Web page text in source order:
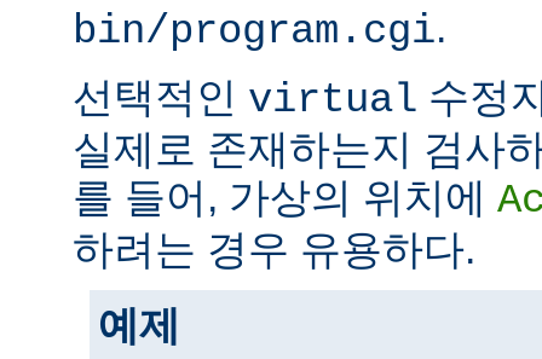
bin/program.cgi.
선택적인 virtual 수정
실제로 존재하는지 검사
를 들어, 가상의 위치에
하려는 경우 유용하다.
예제